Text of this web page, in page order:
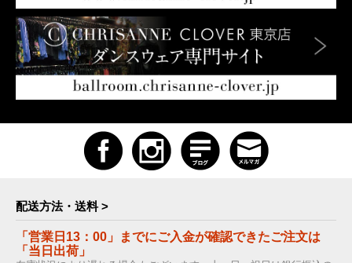
配送方法・送料 >
「営業日13：00」までにご入金が確認できたご注文は
「当日出荷」